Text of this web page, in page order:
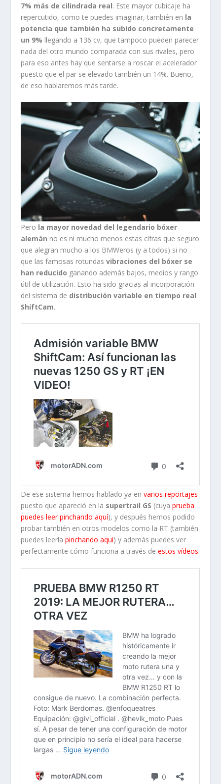
7% más de cilindrada real. Este mayor cubicaje ha
repercutido, como te puedes imaginar, también en la
potencia que también ha subido concretamente
un 9% llegando a 136 cv, que tampoco pueden parecer
nada del otro mundo comparada con sus rivales, pero
para eso antes hay que sentarse a roscar el acelerador
puesto que el par se elevado también un 14%. Bueno,
de eso hablaremos más tarde.
Pero la mayor novedad del legendario bóxer
alemán no es ni mucho menos estas cifras que seguro
que alegran mucho a los BMWeros (y a todos) si no
que las famosas rotundasvibraciones del bóxer se
han reducido ganando además bajos, medios y rango
útil de utilización. Esto ha sido gracias al incorporación
del sistema de distribución variable en tiempo real
ShiftCam.
De ese sistema hemos hablado ya envarios reportajes
puesto que apareció en la supertrail GS (cuyaprueba
puedes leer pinchando aquí), y después hemos podido
probar también en otros modelos como la RT (también
puedes leerlapinchando aquí) y además puedes ver
perfectamente cómo funciona a través deestos vídeos.